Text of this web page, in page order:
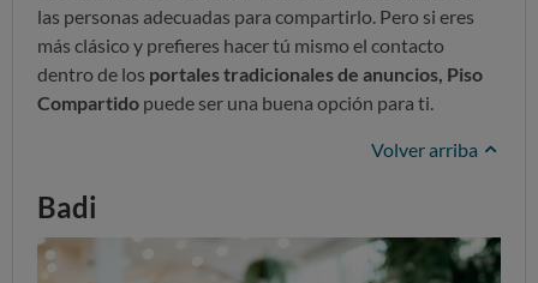
las personas adecuadas para compartirlo. Pero si eres
más clásico y prefieres hacer tú mismo el contacto
dentro de los portales tradicionales de anuncios, Piso
Compartido puede ser una buena opción para ti.
Volver arriba
Badi